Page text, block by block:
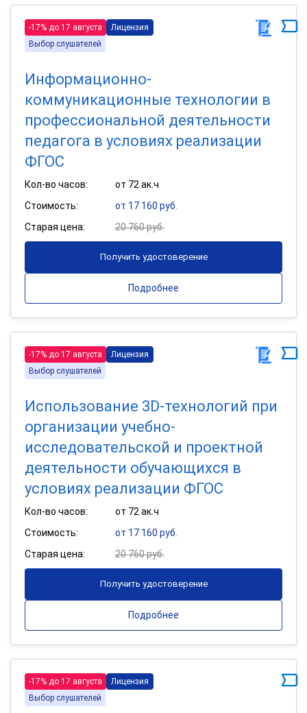
-17% до 17 августа
Лицензия
Выбор слушателей
Информационно-
коммуникационные технологии в
профессиональной деятельности
педагога в условиях реализации
ФГОС
Кол-во часов:
от 72 ак.ч
Стоимость:
от 17 160 руб.
Старая цена:
20 760 руб.
Получить удостоверение
Подробнее
-17% до 17 августа
Лицензия
Выбор слушателей
Использование 3D-технологий при
организации учебно-
исследовательской и проектной
деятельности обучающихся в
условиях реализации ФГОС
Кол-во часов:
от 72 ак.ч
Стоимость:
от 17 160 руб.
Старая цена:
20 760 руб.
Получить удостоверение
Подробнее
-17% до 17 августа
Лицензия
Выбор слушателей